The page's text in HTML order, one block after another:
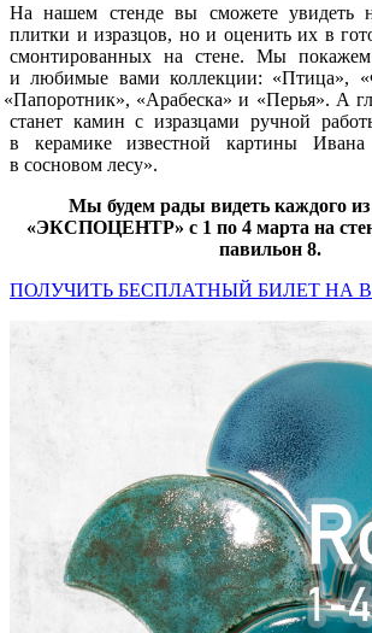
На нашем стенде вы сможете увидеть
плитки и изразцов, но и оценить их в
смонтированных на стене. Мы
и любимые вами коллекции: «Птица»,
«Папоротник», «Арабеска» и «Перья». А
станет камин с изразцами ручной
в керамике известной картины
в сосновом лесу».
Мы будем рады видеть каждого
«ЭКСПОЦЕНТР» с 1 по 4 марта на
павильон 8.
ПОЛУЧИТЬ БЕСПЛАТНЫЙ БИЛЕТ НА